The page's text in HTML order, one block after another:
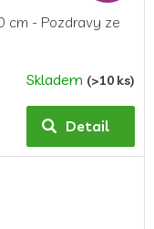
cm - Pozdravy ze
Skladem (>10 ks)
Detail